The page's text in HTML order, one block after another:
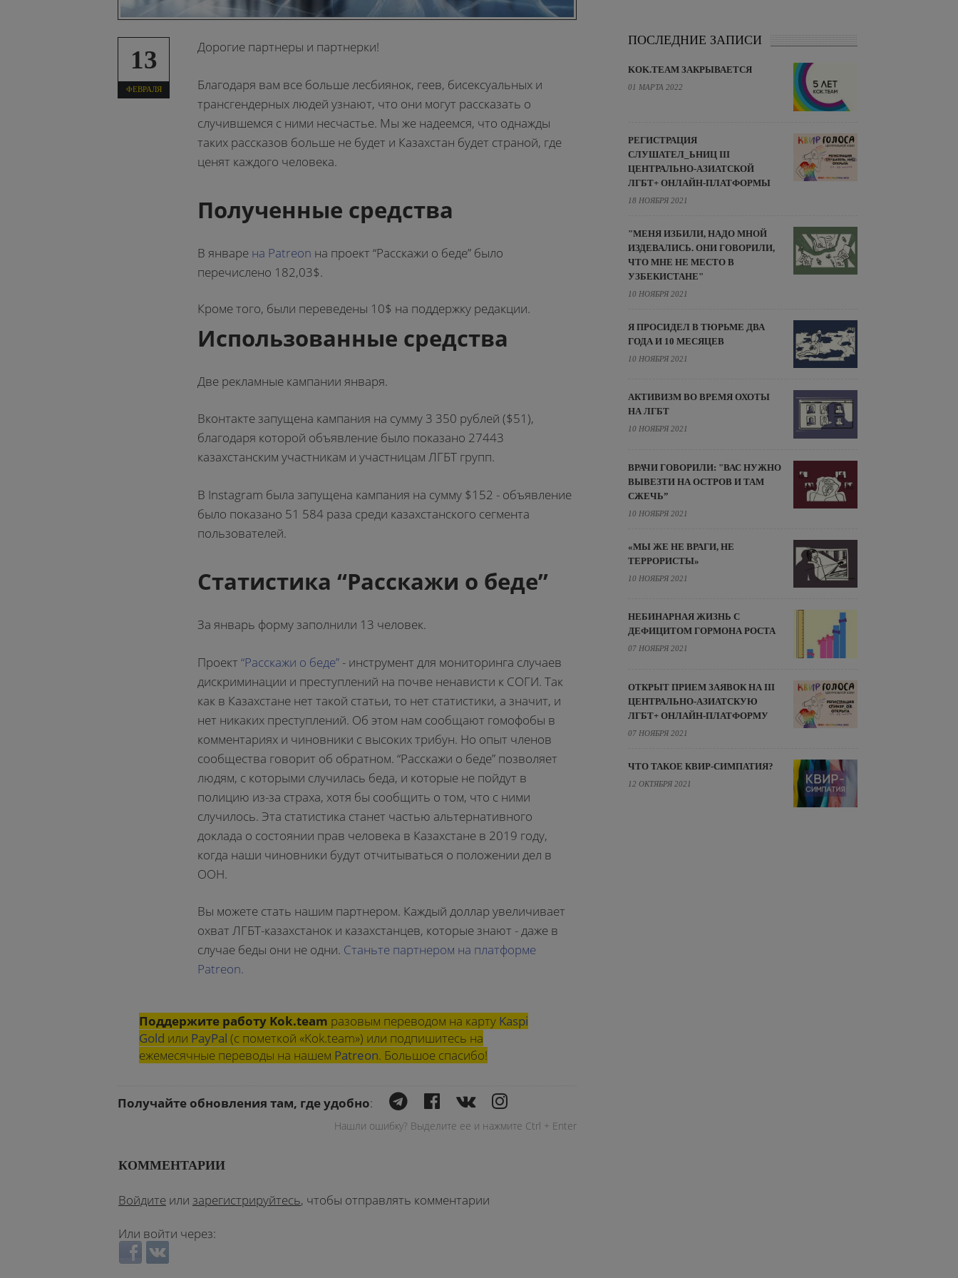
13
ФЕВРАЛЯ
Дорогие партнеры и партнерки!
Благодаря вам все больше лесбиянок, геев, бисексуальных и
трансгендерных людей узнают, что они могут рассказать о
случившемся с ними несчастье. Мы же надеемся, что однажды
таких рассказов больше не будет и Казахстан будет страной, где
ценят каждого человека.
Полученные средства
В январе на Patreon на проект “Расскажи о беде” было
перечислено 182,03$.
Кроме того, были переведены 10$ на поддержку редакции.
Использованные средства
Две рекламные кампании января.
Вконтакте запущена кампания на сумму 3 350 рублей ($51),
благодаря которой объявление было показано 27443
казахстанским участникам и участницам ЛГБТ групп.
В Instagram была запущена кампания на сумму $152 - объявление
было показано 51 584 раза среди казахстанского сегмента
пользователей.
Статистика “Расскажи о беде”
За январь форму заполнили 13 человек.
Проект“Расскажи о беде” - инструмент для мониторинга случаев
дискриминации и преступлений на почве ненависти к СОГИ. Так
как в Казахстане нет такой статьи, то нет статистики, а значит, и
нет никаких преступлений. Об этом нам сообщают гомофобы в
комментариях и чиновники с высоких трибун. Но опыт членов
сообщества говорит об обратном. “Расскажи о беде” позволяет
людям, с которыми случилась беда, и которые не пойдут в
полицию из-за страха, хотя бы сообщить о том, что с ними
случилось. Эта статистика станет частью альтернативного
доклада о состоянии прав человека в Казахстане в 2019 году,
когда наши чиновники будут отчитываться о положении дел в
ООН.
Вы можете стать нашим партнером. Каждый доллар увеличивает
охват ЛГБТ-казахстанок и казахстанцев, которые знают - даже в
случае беды они не одни. Станьте партнером на платформе
Patreon.
Поддержите работу Kok.team разовым переводом на карту Kaspi
Gold или PayPal (с пометкой «Kok.team») или подпишитесь на
ежемесячные переводы на нашем Patreon. Большое спасибо!
Получайте обновления там, где удобно:
Нашли ошибку? Выделите ее и нажмите Ctrl + Enter
КОММЕНТАРИИ
Войдите или зарегистрируйтесь, чтобы отправлять комментарии
Или войти через:
Login with Facebook
Login with ВКонтакте
ПОСЛЕДНИЕ ЗАПИСИ
KOK.TEAM ЗАКРЫВАЕТСЯ
01 МАРТА 2022
РЕГИСТРАЦИЯ
СЛУШАТЕЛ_ЬНИЦ III
ЦЕНТРАЛЬНО-АЗИАТСКОЙ
ЛГБТ+ ОНЛАЙН-ПЛАТФОРМЫ
18 НОЯБРЯ 2021
"МЕНЯ ИЗБИЛИ, НАДО МНОЙ
ИЗДЕВАЛИСЬ. ОНИ ГОВОРИЛИ,
ЧТО МНЕ НЕ МЕСТО В
УЗБЕКИСТАНЕ"
10 НОЯБРЯ 2021
Я ПРОСИДЕЛ В ТЮРЬМЕ ДВА
ГОДА И 10 МЕСЯЦЕВ
10 НОЯБРЯ 2021
АКТИВИЗМ ВО ВРЕМЯ ОХОТЫ
НА ЛГБТ
10 НОЯБРЯ 2021
ВРАЧИ ГОВОРИЛИ: "ВАС НУЖНО
ВЫВЕЗТИ НА ОСТРОВ И ТАМ
СЖЕЧЬ”
10 НОЯБРЯ 2021
«МЫ ЖЕ НЕ ВРАГИ, НЕ
ТЕРРОРИСТЫ»
10 НОЯБРЯ 2021
НЕБИНАРНАЯ ЖИЗНЬ С
ДЕФИЦИТОМ ГОРМОНА РОСТА
07 НОЯБРЯ 2021
ОТКРЫТ ПРИЕМ ЗАЯВОК НА III
ЦЕНТРАЛЬНО-АЗИАТСКУЮ
ЛГБТ+ ОНЛАЙН-ПЛАТФОРМУ
07 НОЯБРЯ 2021
ЧТО ТАКОЕ КВИР-СИМПАТИЯ?
12 ОКТЯБРЯ 2021